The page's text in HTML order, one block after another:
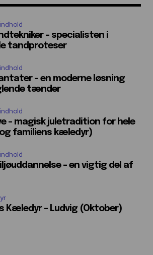
– specialisten i
tandproteser
– en moderne løsning
tænder
– magisk juletradition for hele
familiens kæledyr)
– en vigtig del af
Kæledyr – Ludvig (Oktober)